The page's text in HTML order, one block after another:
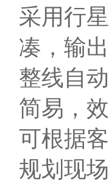
采用行
凑，输
整线自
简易，
可根据
规划现